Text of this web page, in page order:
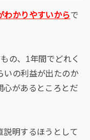
わかりやすいからで
の、1年間でどれく
いの利益が出たのか
心があるところとだ
説明するほうとして